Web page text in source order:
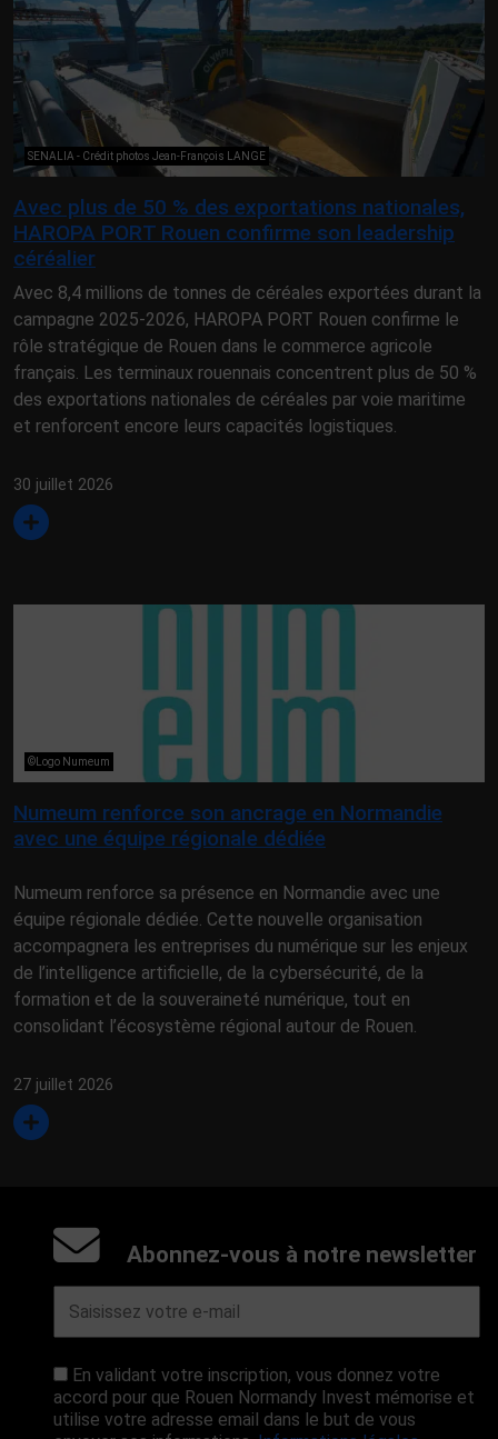
SENALIA - Crédit photos Jean-François LANGE
Avec plus de 50 % des exportations nationales,
HAROPA PORT Rouen confirme son leadership
céréalier
Avec 8,4 millions de tonnes de céréales exportées durant la
campagne 2025-2026, HAROPA PORT Rouen confirme le
rôle stratégique de Rouen dans le commerce agricole
français. Les terminaux rouennais concentrent plus de 50 %
des exportations nationales de céréales par voie maritime
et renforcent encore leurs capacités logistiques.
30 juillet 2026
©Logo Numeum
Numeum renforce son ancrage en Normandie
avec une équipe régionale dédiée
Numeum renforce sa présence en Normandie avec une
équipe régionale dédiée. Cette nouvelle organisation
accompagnera les entreprises du numérique sur les enjeux
de l’intelligence artificielle, de la cybersécurité, de la
formation et de la souveraineté numérique, tout en
consolidant l’écosystème régional autour de Rouen.
27 juillet 2026
Abonnez-vous à notre newsletter
En validant votre inscription, vous donnez votre
accord pour que Rouen Normandy Invest mémorise et
utilise votre adresse email dans le but de vous